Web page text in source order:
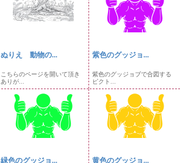
ぬりえ 動物の...
こちらのページを開いて頂き
ありが...
紫色のグッジョ...
紫色のグッジョブで合図する
ピクト...
緑色のグッジョ... 黄色のグッジョ...